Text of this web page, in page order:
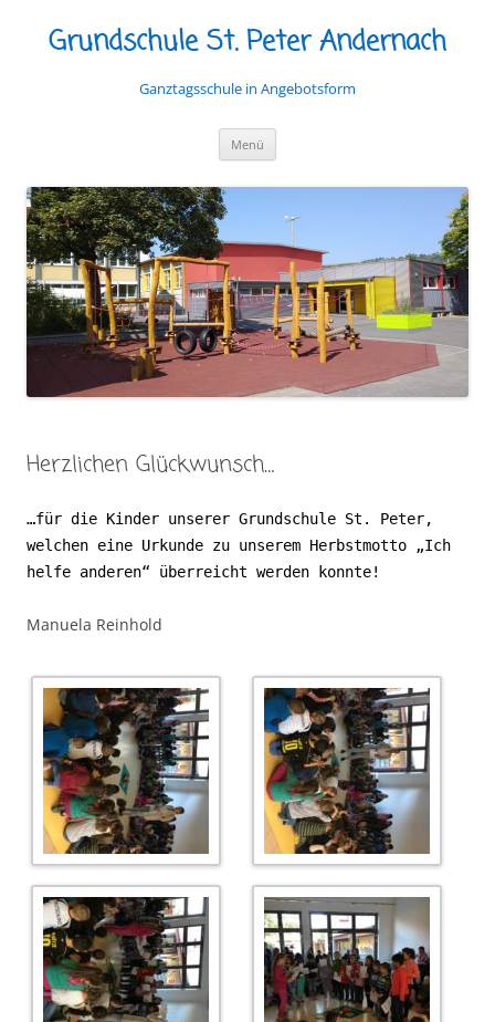
Grundschule St. Peter Andernach
Ganztagsschule in Angebotsform
Menü
Herzlichen Glückwunsch…
…für die Kinder unserer Grundschule St. Peter,
welchen eine Urkunde zu unserem Herbstmotto „Ich
helfe anderen“ überreicht werden konnte!
Manuela Reinhold